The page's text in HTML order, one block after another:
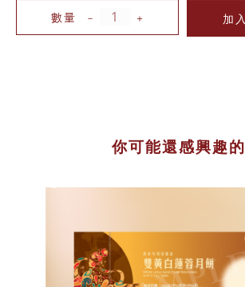
數量 － ＋
你可能還感興趣的